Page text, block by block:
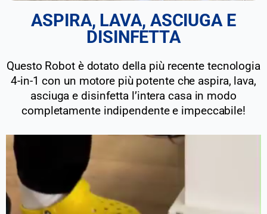
ASPIRA, LAVA, ASCIUGA E
DISINFETTA
Questo Robot è dotato della più recente tecnologia
4-in-1 con un motore più potente che aspira, lava,
asciuga e disinfetta l’intera casa in modo
completamente indipendente e impeccabile!